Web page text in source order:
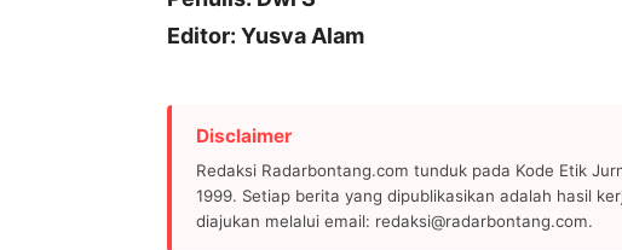
Editor: Yusva Alam
Disclaimer
Redaksi Radarbontang.com tunduk pada Kode Etik
1999. Setiap berita yang dipublikasikan adalah hasil
diajukan melalui email: redaksi@radarbontang.com.